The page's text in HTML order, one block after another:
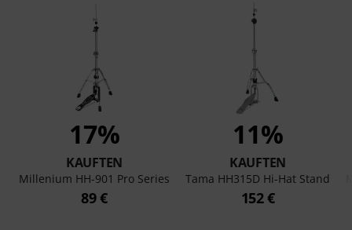
17%
KAUFTEN
Millenium HH-901 Pro Series
89 €
11%
KAUFTEN
Tama HH315D Hi-Hat Stand
152 €